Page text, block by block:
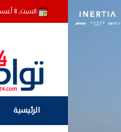
السبت, 8 أغسطس 2026
الرئيسية